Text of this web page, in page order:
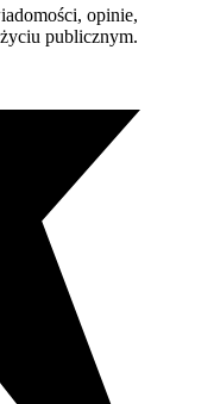
opinie,
publicznym.